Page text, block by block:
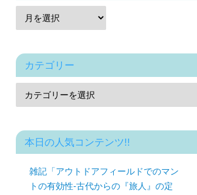
カテゴリー
本日の人気コンテンツ!!
雑記「アウトドアフィールドでのマン
トの有効性-古代からの『旅人』の定